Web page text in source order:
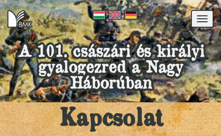
A 101. császári és királyi
gyalogezred a Nagy
Háborúban
Kapcsolat